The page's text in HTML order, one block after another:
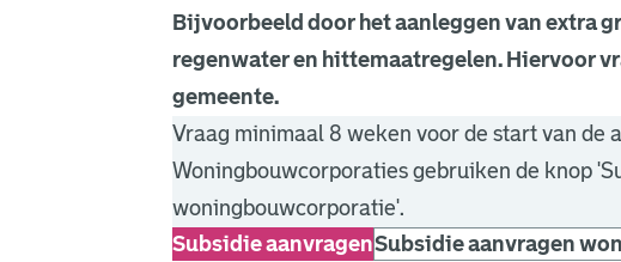
Bijvoorbeeld door het aanleggen van extra
regenwater en hittemaatregelen. Hiervoor
gemeente.
Vraag minimaal 8 weken voor de start van de
Woningbouwcorporaties gebruiken de knop
woningbouwcorporatie'.
Subsidie aanvragenSubsidie aanvragen